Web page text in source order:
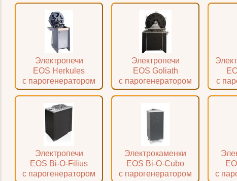
Электропечи
EOS Herkules
с парогенератором
Электропечи
EOS Goliath
с парогенератором
с
Электропечи
EOS Bi-O-Filius
с парогенератором
Электрокаменки
EOS Bi-O-Cubo
с парогенератором
с